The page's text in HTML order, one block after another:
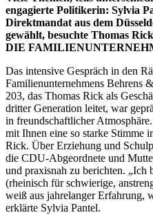
engagierte Politikerin: Sylvia
Direktmandat aus dem
gewählt, besuchte Thomas
DIE
Das intensive Gespräch in den
Familienunternehmens Behrens
203, das Thomas Rick als
dritter Generation leitet, war
in freundschaftlicher
mit Ihnen eine so starke Stimme
Rick. Über Erziehung und
die CDU-Abgeordnete und
und praxisnah zu berichten. „Ich
(rheinisch für schwierige,
weiß aus jahrelanger Erfahrung,
erklärte Sylvia Pantel.